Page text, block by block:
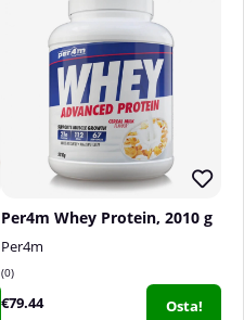
Per4m Whey Protein, 2010 g
Per4m
0
€79.44 Osta!